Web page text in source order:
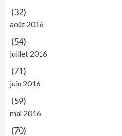
(32)
août 2016
(54)
juillet 2016
(71)
juin 2016
(59)
mai 2016
(70)